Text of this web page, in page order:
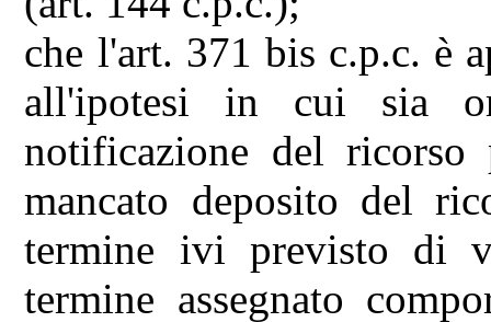
che l'art. 371 bis c.p.c. è
all'ipotesi in cui sia
notificazione del
mancato deposito del
termine ivi previsto di
termine assegnato